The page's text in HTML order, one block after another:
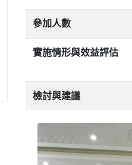
參加人數
實施情形與效益評估
檢討與建議